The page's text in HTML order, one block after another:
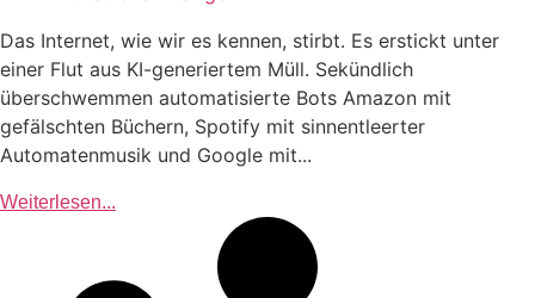
Das Internet, wie wir es kennen, stirbt. Es erstickt unter
einer Flut aus KI-generiertem Müll. Sekündlich
überschwemmen automatisierte Bots Amazon mit
gefälschten Büchern, Spotify mit sinnentleerter
Automatenmusik und Google mit...
Weiterlesen...